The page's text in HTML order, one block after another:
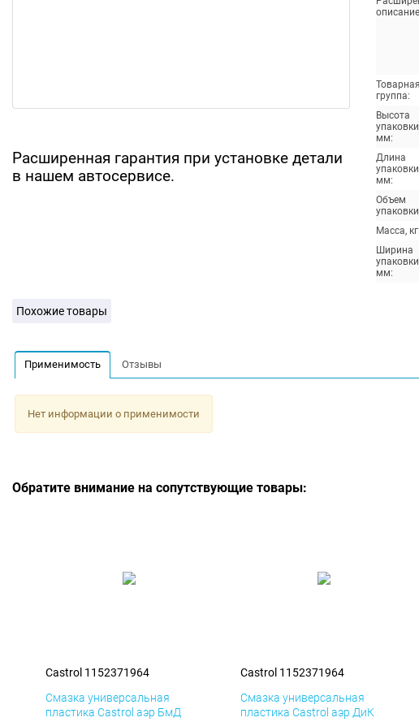
Расширенная гарантия при установке детали
в нашем автосервисе.
Товарная
группа:
Высота
мм:
Длина
мм:
Объем
Масса, кг:
Ширина
мм:
Похожие товары
Применимость Отзывы
Нет информации о применимости
Обратите внимание на сопутствующие товары:
Castrol 1152371964
Смазка универсальная
пластика Castrol аэр БмД
Castrol 1152371964
Смазка универсальная
пластика Castrol аэр ДиК